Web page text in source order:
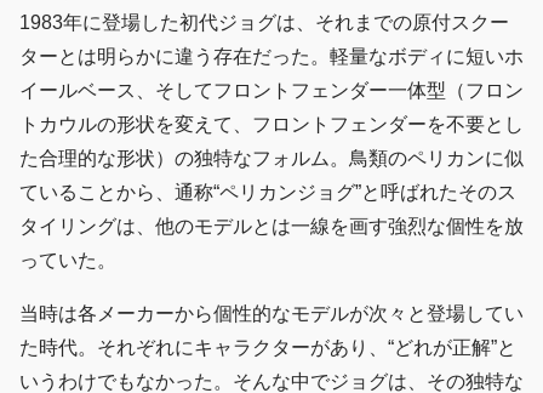
1983年に登場した初代ジョグは、それまでの原付スクー
ターとは明らかに違う存在だった。軽量なボディに短いホ
イールベース、そしてフロントフェンダー一体型（フロン
トカウルの形状を変えて、フロントフェンダーを不要とし
た合理的な形状）の独特なフォルム。鳥類のペリカンに似
ていることから、通称“ペリカンジョグ”と呼ばれたそのス
タイリングは、他のモデルとは一線を画す強烈な個性を放
っていた。
当時は各メーカーから個性的なモデルが次々と登場してい
た時代。それぞれにキャラクターがあり、“どれが正解”と
いうわけでもなかった。そんな中でジョグは、その独特な